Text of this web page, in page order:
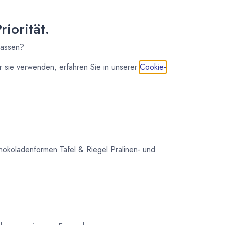
Tafel & Riegel Pralinen- und
verwenden, erfahren Sie in unserer Cookie-